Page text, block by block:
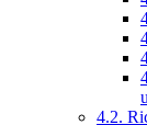
4.2.